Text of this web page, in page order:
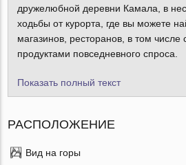
дружелюбной деревни Камала, в
ходьбы от курорта, где вы можете
магазинов, ресторанов, в том числе
продуктами повседневного спроса.
Показать полный текст
РАСПОЛОЖЕНИЕ
Вид на горы